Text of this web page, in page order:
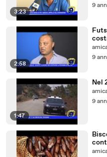
3:23
9
2:58
9
1:47
Nel
9